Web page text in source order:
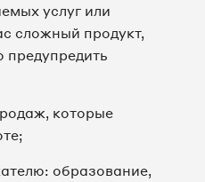
услуг или
сложный продукт,
предупредить
которые
образование,